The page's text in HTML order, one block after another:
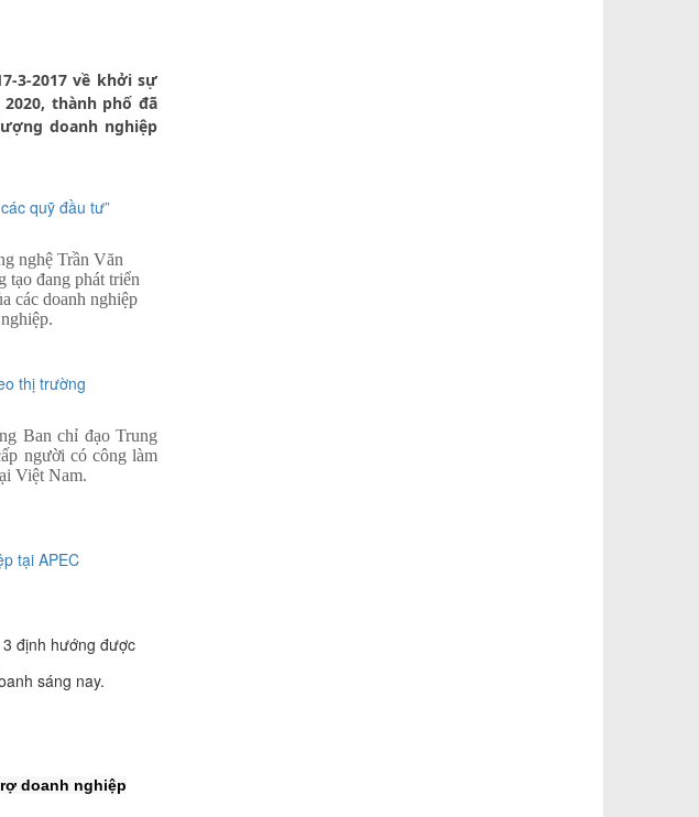
3-2017 về khởi sự
thành phố đã
doanh nghiệp
quỹ đầu tư”
nghệ Trần Văn
tạo đang phát triển
các doanh nghiệp
thị trường
Ban chỉ đạo Trung
người có công làm
Việt Nam.
tại APEC
định hướng được
sáng nay.
doanh nghiệp